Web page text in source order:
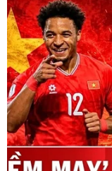
Ảnh
Thị trường
phiên 17/9, với
phiếu chứng
sản.
Dù cuối phiên